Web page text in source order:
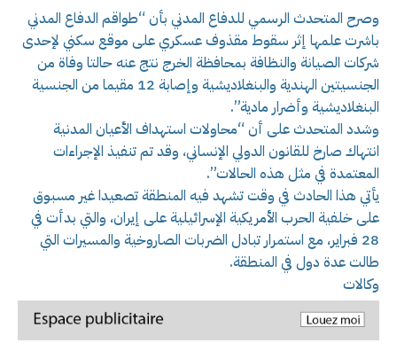
وصرح المتحدث الرسمي للدفاع المدني بأن “طواقم الدفاع المدني
باشرت علمها إثر سقوط مقذوف عسكري على موقع سكني لإحدى
شركات الصيانة والنظافة بمحافظة الخرج نتج عنه حالتا وفاة من
الجنسيتين الهندية والبنغلاديشية وإصابة 12 مقيما من الجنسية
البنغلاديشية وأضرار مادية”.
وشدد المتحدث على أن “محاولات استهداف الأعيان المدنية
انتهاك صارخ للقانون الدولي الإنساني، وقد تم تنفيذ الإجراءات
المعتمدة في مثل هذه الحالات”.
يأتي هذا الحادث في وقت تشهد فيه المنطقة تصعيدا غير مسبوق
على خلفية الحرب الأمريكية الإسرائيلية على إيران، والتي بدأت في
28 فبراير، مع استمرار تبادل الضربات الصاروخية والمسيرات التي
طالت عدة دول في المنطقة.
وكالات